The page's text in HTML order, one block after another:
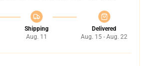
Shipping
Aug. 11
Delivered
Aug. 15 - Aug. 22